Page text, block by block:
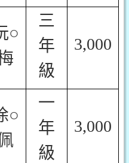
○
三
年
級
3,000
○
一
年
級
3,000